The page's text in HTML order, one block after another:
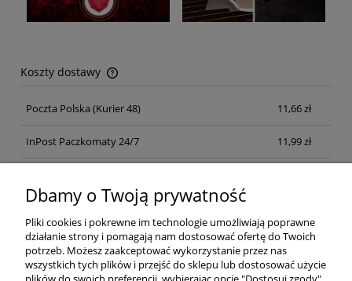
Koszty dostawy
Cena nie zawiera ewentualnych kosztów płatności
Poczta Polska (Kurier 48) 11,66 zł
InPost Paczkomaty 24/7 11,99 zł
Dbamy o Twoją prywatność
Pliki cookies i pokrewne im technologie umożliwiają poprawne
działanie strony i pomagają nam dostosować ofertę do Twoich
potrzeb. Możesz zaakceptować wykorzystanie przez nas
wszystkich tych plików i przejść do sklepu lub dostosować użycie